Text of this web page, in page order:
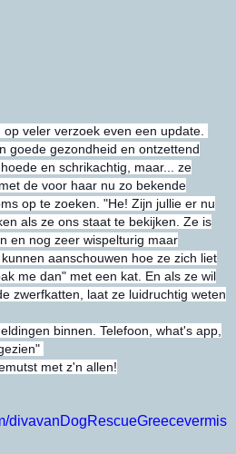
veler verzoek even een update.
goede gezondheid en ontzettend
en schrikachtig, maar... ze
de voor haar nu zo bekende
op te zoeken. "He! Zijn jullie er nu
als ze ons staat te bekijken. Ze is
en nog zeer wispelturig maar
aanschouwen hoe ze zich liet
me dan" met een kat. En als ze wil
zwerfkatten, laat ze luidruchtig weten
binnen. Telefoon, what's app,
met z'n allen!
divavanDogRescueGreecevermis